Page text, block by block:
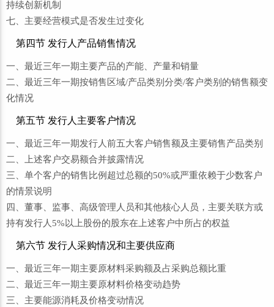
持续创新机制
七、主要经营模式是否发生过变化
第四节 发行人产品销售情况
一、最近三年一期主要产品的产能、产量和销量
二、最近三年一期按销售区域/产品类别分类/客户类别的销售额变
化情况
第五节 发行人主要客户情况
一、最近三年一期发行人前五大客户销售额及主要销售产品类别
二、上述客户交易额合并披露情况
三、单个客户的销售比例超过总额的50%或严重依赖于少数客户
的情景说明
四、董事、监事、高级管理人员和其他核心人员，主要关联方或
持有发行人5%以上股份的股东在上述客户中所占的权益
第六节 发行人采购情况和主要供应商
一、最近三年一期主要原材料采购额及占采购总额比重
二、最近三年一期主要原材料价格变动趋势
三、主要能源消耗及价格变动情况